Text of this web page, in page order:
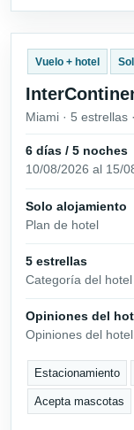
Vuelo + hotel
Miami · 5 estrellas
6 días / 5 noches
10/08/2026 al 15/
Solo alojamiento
Plan de hotel
5 estrellas
Categoría del hotel
Opiniones del
Opiniones del hotel
Estacionamiento
Acepta mascotas